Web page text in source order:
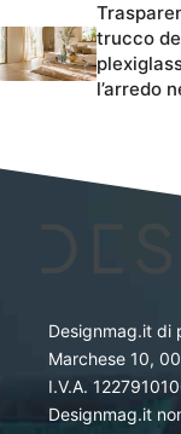
trucco
l’arredo
Designmag.it di
Marchese 10,
I.V.A.
Designmag.it